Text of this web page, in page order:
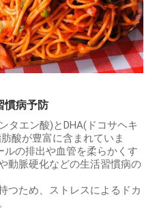
慣病予防
タエン酸)とDHA(ドコサヘキ
酸が豊富に含まれていま
ルの排出や血管を柔らかくす
動脈硬化などの生活習慣病の
つため、ストレスによるドカ